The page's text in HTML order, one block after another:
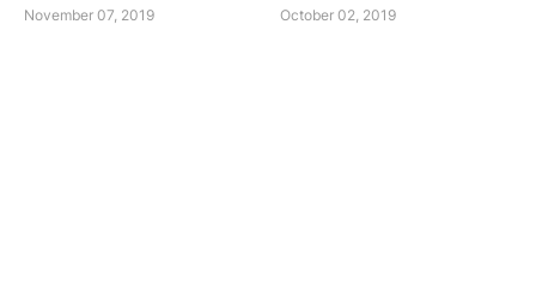
November 07, 2019 October 02, 2019